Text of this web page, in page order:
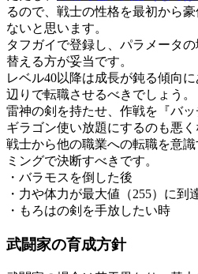
るので、戦士の性格を最初から
ないと思います。
タフガイで登録し、パラメータ
替える方が妥当です。
レベル40以降は成長が鈍る傾向
辺りで転職させるべきでしょう。
雷神の剣を持たせ、作戦を『バ
ギラゴン使い放題にするのも悪く
戦士から他の職業への転職を意
ミングで決断すべきです。
・バラモスを倒した後
・力や体力が最大値（255）に到
・もろはの剣を手放したい時
武闘家の育成方針